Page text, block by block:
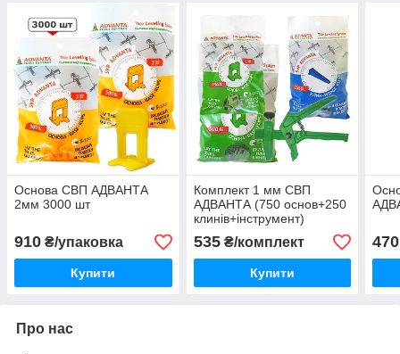
Основа СВП АДВАНТА
2мм 3000 шт
910 ₴/упаковка
Купити
Комплект 1 мм СВП
АДВАНТА (750 основ+250
клинів+інструмент)
535₴/комплект
Купити
470
Про нас